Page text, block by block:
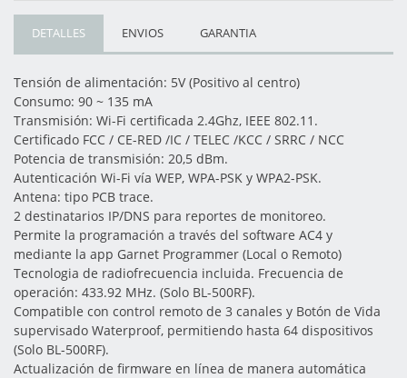
DETALLES ENVIOS GARANTIA
Tensión de alimentación: 5V (Positivo al centro)
Consumo: 90 ~ 135 mA
Transmisión: Wi-Fi certificada 2.4Ghz, IEEE 802.11.
Certificado FCC / CE-RED /IC / TELEC /KCC / SRRC / NCC
Potencia de transmisión: 20,5 dBm.
Autenticación Wi-Fi vía WEP, WPA-PSK y WPA2-PSK.
Antena: tipo PCB trace.
2 destinatarios IP/DNS para reportes de monitoreo.
Permite la programación a través del software AC4 y
mediante la app Garnet Programmer (Local o Remoto)
Tecnologia de radiofrecuencia incluida. Frecuencia de
operación: 433.92 MHz. (Solo BL-500RF).
Compatible con control remoto de 3 canales y Botón de Vida
supervisado Waterproof, permitiendo hasta 64 dispositivos
(Solo BL-500RF).
Actualización de firmware en línea de manera automática